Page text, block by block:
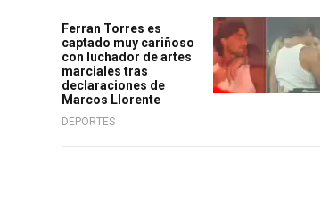
Ferran Torres es
captado muy cariñoso
con luchador de artes
marciales tras
declaraciones de
Marcos Llorente
DEPORTES